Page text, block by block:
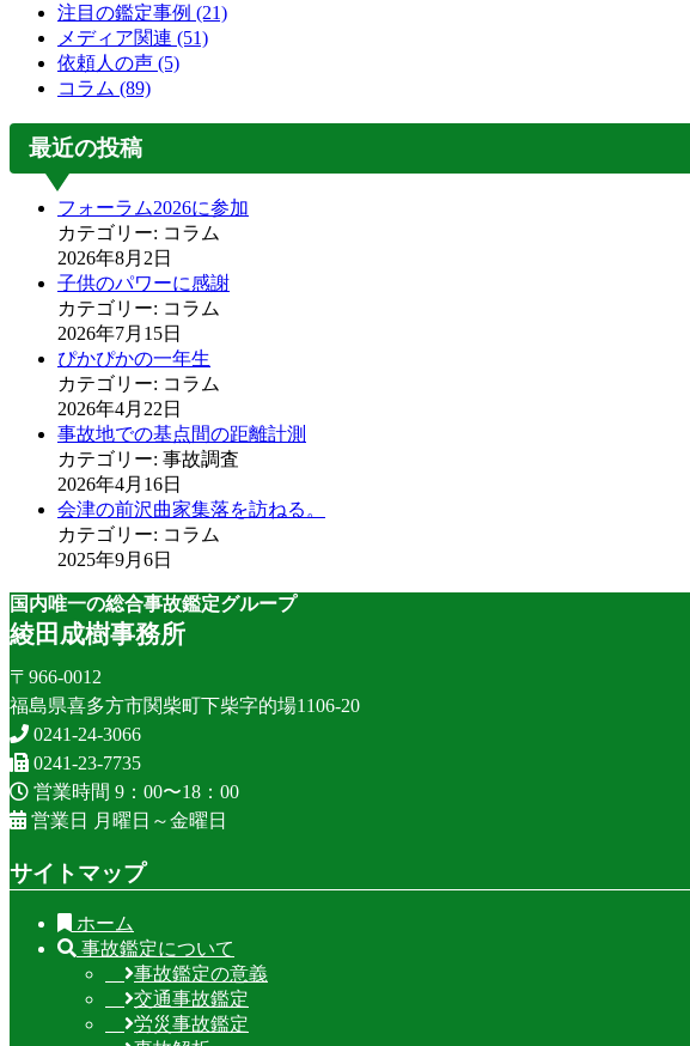
注目の鑑定事例 (21)
メディア関連 (51)
依頼人の声 (5)
コラム (89)
最近の投稿
フォーラム2026に参加
カテゴリー: コラム
2026年8月2日
子供のパワーに感謝
カテゴリー: コラム
2026年7月15日
ぴかぴかの一年生
カテゴリー: コラム
2026年4月22日
事故地での基点間の距離計測
カテゴリー: 事故調査
2026年4月16日
会津の前沢曲家集落を訪ねる。
カテゴリー: コラム
2025年9月6日
国内唯一の総合事故鑑定グループ
綾田成樹事務所
〒966-0012
福島県喜多方市関柴町下柴字的場1106-20
0241-24-3066
0241-23-7735
営業時間 9：00〜18：00
営業日 月曜日～金曜日
サイトマップ
ホーム
事故鑑定について
事故鑑定の意義
交通事故鑑定
労災事故鑑定